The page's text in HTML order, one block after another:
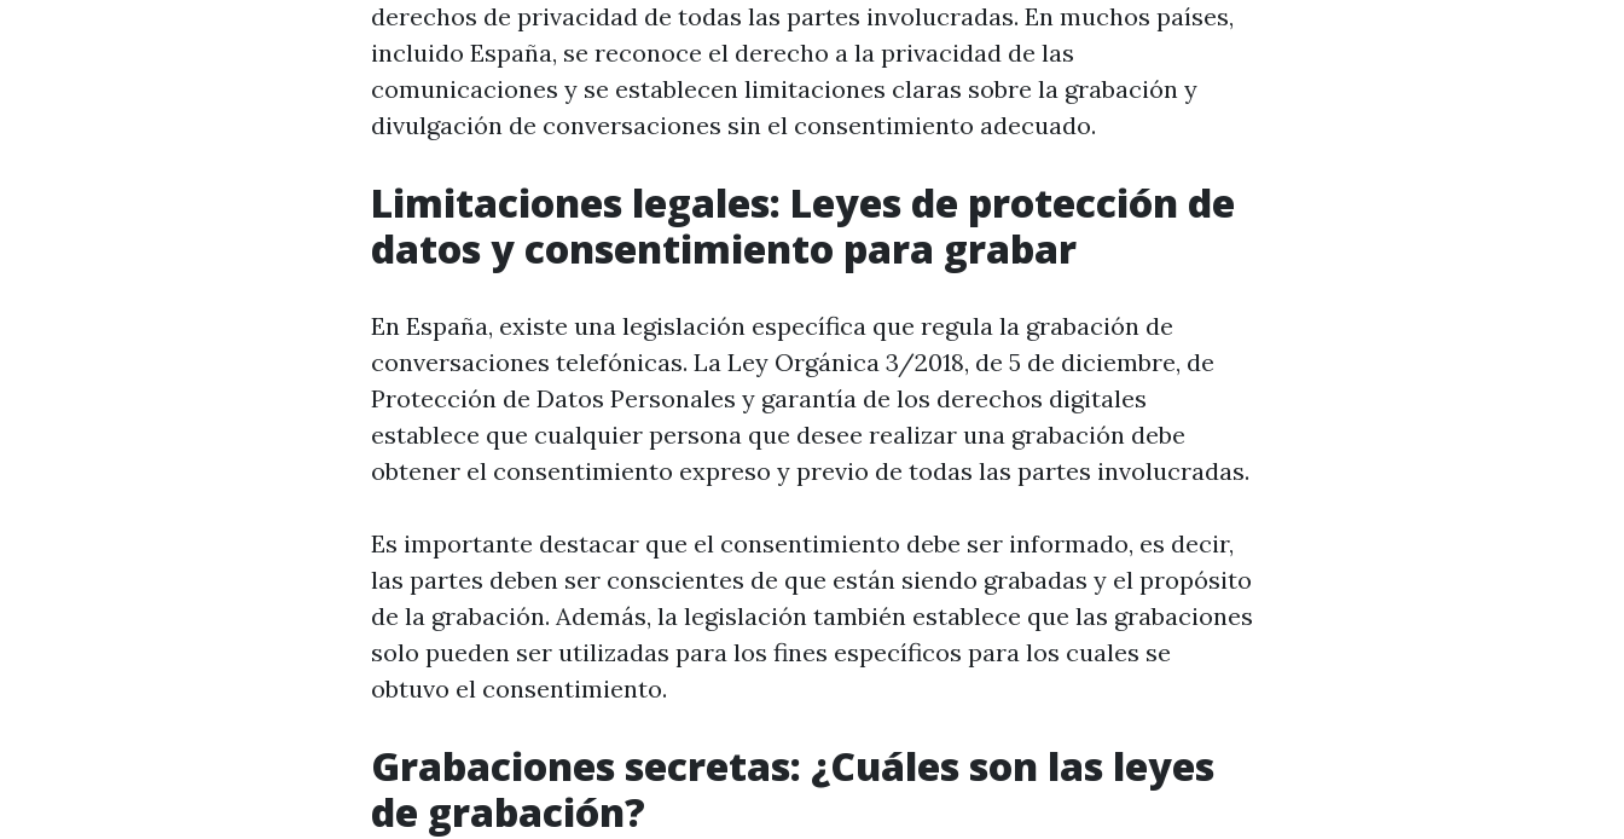
derechos de privacidad de todas las partes involucradas. En muchos países,
incluido España, se reconoce el derecho a la privacidad de las
comunicaciones y se establecen limitaciones claras sobre la grabación y
divulgación de conversaciones sin el consentimiento adecuado.
Limitaciones legales: Leyes de protección de
datos y consentimiento para grabar
En España, existe una legislación específica que regula la grabación de
conversaciones telefónicas. La Ley Orgánica 3/2018, de 5 de diciembre, de
Protección de Datos Personales y garantía de los derechos digitales
establece que cualquier persona que desee realizar una grabación debe
obtener el consentimiento expreso y previo de todas las partes involucradas.
Es importante destacar que el consentimiento debe ser informado, es decir,
las partes deben ser conscientes de que están siendo grabadas y el propósito
de la grabación. Además, la legislación también establece que las grabaciones
solo pueden ser utilizadas para los fines específicos para los cuales se
obtuvo el consentimiento.
Grabaciones secretas: ¿Cuáles son las leyes
de grabación?